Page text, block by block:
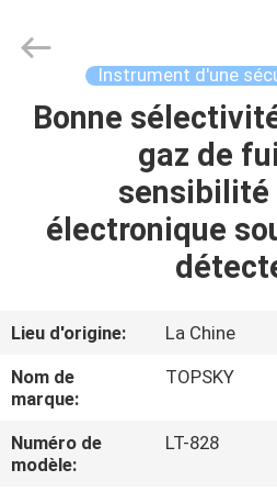
MAISON
PRODUITS
DE
NOUS
VISITE
D'USINE
Topsky
Century Holding Co.,Ltd.
Instrument d'une
Bonne
gaz de
sensibilité
électronique
Lieu d'origine:
La Chine
Nom de
marque:
TOPSKY
Numéro de
modèle:
LT-828